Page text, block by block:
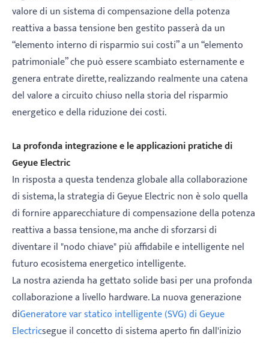
valore di un sistema di compensazione della potenza
reattiva a bassa tensione ben gestito passerà da un
“elemento interno di risparmio sui costi” a un “elemento
patrimoniale” che può essere scambiato esternamente e
genera entrate dirette, realizzando realmente una catena
del valore a circuito chiuso nella storia del risparmio
energetico e della riduzione dei costi.
La profonda integrazione e le applicazioni pratiche di
Geyue Electric
In risposta a questa tendenza globale alla collaborazione
di sistema, la strategia di Geyue Electric non è solo quella
di fornire apparecchiature di compensazione della potenza
reattiva a bassa tensione, ma anche di sforzarsi di
diventare il "nodo chiave" più affidabile e intelligente nel
futuro ecosistema energetico intelligente.
La nostra azienda ha gettato solide basi per una profonda
collaborazione a livello hardware. La nuova generazione
diGeneratore var statico intelligente (SVG) di Geyue
Electricsegue il concetto di sistema aperto fin dall'inizio